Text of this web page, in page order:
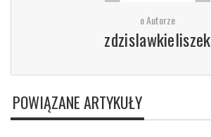
o Autorze
zdzislawkieliszek
POWIĄZANE ARTYKUŁY